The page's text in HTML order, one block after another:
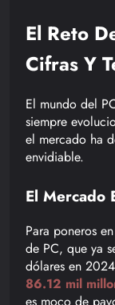
El Reto
Cifras Y
El mundo del
siempre
el mercado ha
envidiable.
El Mercado
Para poneros
de PC, que ya
dólares en
86.12 mil
es moco de